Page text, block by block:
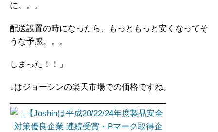
に。。。
配送設置の時になったら、もっともっと安くなってそ
うな予感。。。
しまった！！」
↓はジョーシンの楽天市場での価格ですね。